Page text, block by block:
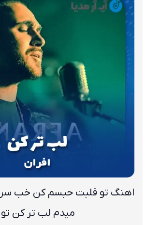
اهنگ تو قلبت حبسم کن خب سر
میدم لب تر کن تو